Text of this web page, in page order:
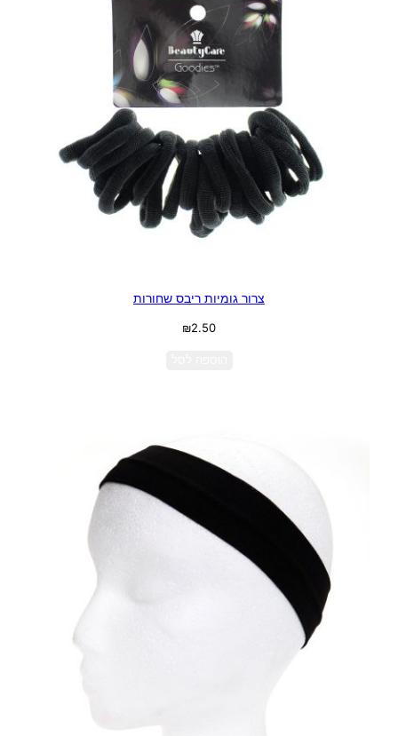
צרור גומיות ריבס שחורות
₪2.50